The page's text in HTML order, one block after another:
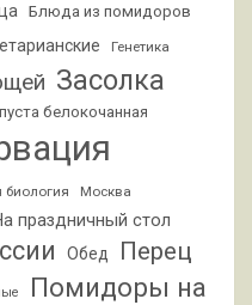
Блюда из помидоров
Генетика
Засолка
белокочанная
биология Москва
праздничный стол
Обед
Перец
Помидоры на